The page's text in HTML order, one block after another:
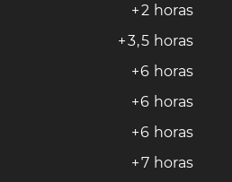
+2 horas
+3,5 horas
+6 horas
+6 horas
+6 horas
+7 horas